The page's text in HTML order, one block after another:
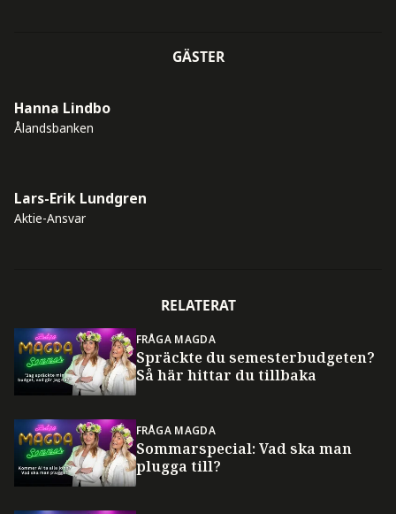
GÄSTER
Hanna Lindbo
Ålandsbanken
Lars-Erik Lundgren
Aktie-Ansvar
RELATERAT
FRÅGA MAGDA
Spräckte du semesterbudgeten?
Så här hittar du tillbaka
FRÅGA MAGDA
Sommarspecial: Vad ska man
plugga till?